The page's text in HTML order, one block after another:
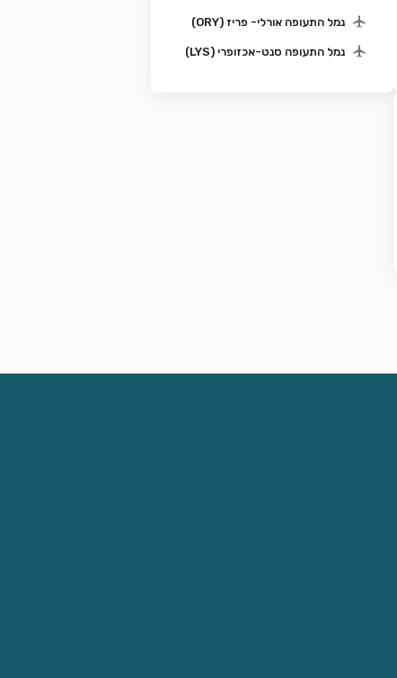
נמל התעופה אורלי- פריז (ORY)
נמל התעופה סנט-אכזופרי (LYS)